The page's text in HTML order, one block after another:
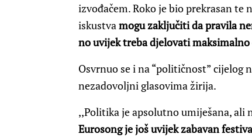
izvođačem. Roko je bio prekrasan
iskustvamogu zaključiti da pravila
no uvijek treba djelovati
Osvrnuo se i na “političnost” cijelog
nezadovoljni glasovima žirija.
,,Politika je apsolutno umiješana,
Eurosong je još uvijek zabavan